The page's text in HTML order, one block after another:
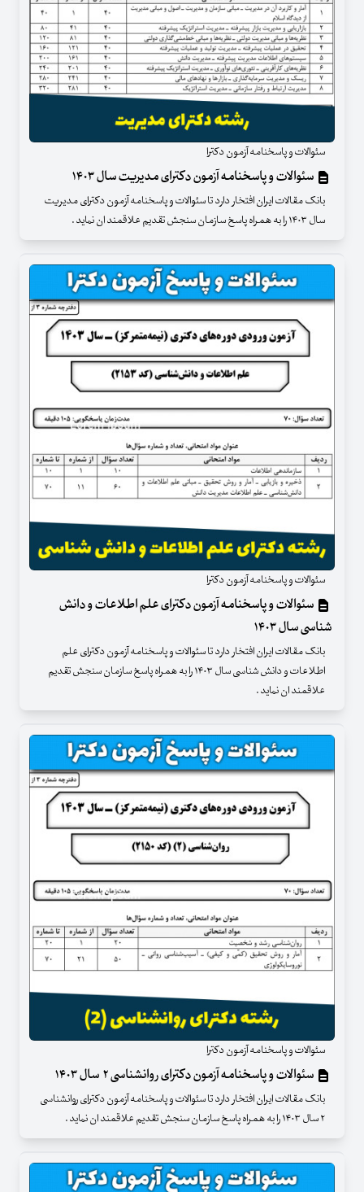
سئوالات و پاسخنامه آزمون دکترا
سئوالات و پاسخنامه آزمون دکترای مدیریت سال ۱۴۰۳
بانک مقالات ایران افتخار دارد تا سئوالات و پاسخنامه آزمون دکترای مدیریت
سال ۱۴۰۳ را به همراه پاسخ سازمان سنجش تقدیم علاقمند ان نماید .
سئوالات و پاسخنامه آزمون دکترا
سئوالات و پاسخنامه آزمون دکترای علم اطلاعات و دانش
شناسی سال ۱۴۰۳
بانک مقالات ایران افتخار دارد تا سئوالات و پاسخنامه آزمون دکترای علم
اطلاعات و دانش شناسی سال ۱۴۰۳ را به همراه پاسخ سازمان سنجش تقدیم
علاقمند ان نماید .
سئوالات و پاسخنامه آزمون دکترا
سئوالات و پاسخنامه آزمون دکترای روانشناسی ۲ سال ۱۴۰۳
بانک مقالات ایران افتخار دارد تا سئوالات و پاسخنامه آزمون دکترای روانشناسی
۲ سال ۱۴۰۳ را به همراه پاسخ سازمان سنجش تقدیم علاقمند ان نماید .